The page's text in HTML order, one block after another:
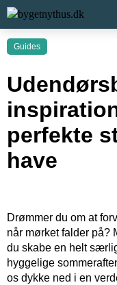
Guides
perfekte
have
Drømmer du om at
når mørket falder på?
du skabe en helt
hyggelige
os dykke ned i en